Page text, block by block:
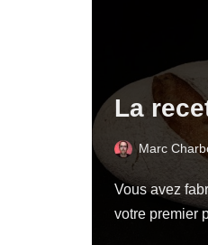
La
Marc
Vous avez
votre